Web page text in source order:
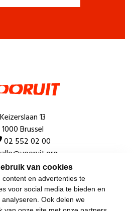
van cookies
en advertenties te
voor social media te bieden en
Ook delen we
Keizerslaan 13
1000 Brussel
02 552 02 00
Snel
de beweging